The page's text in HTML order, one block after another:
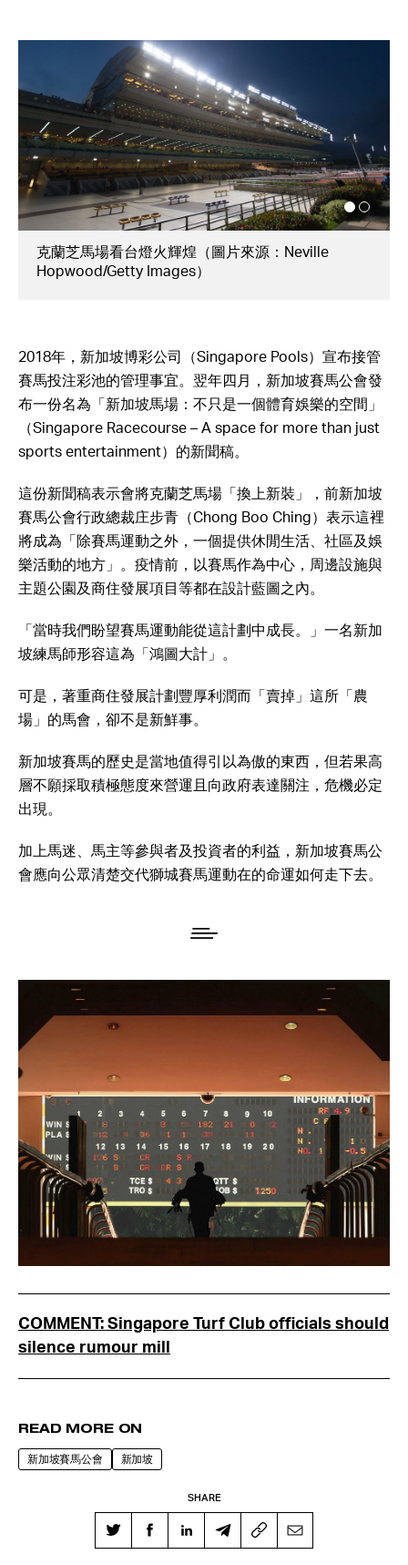
2008年的新加坡賽馬光景（圖片來源：Mark
Dadswell/Getty Images）
2018年，新加坡博彩公司（Singapore Pools）宣布接管
賽馬投注彩池的管理事宜。翌年四月，新加坡賽馬公會發
布一份名為「新加坡馬場：不只是一個體育娛樂的空間」
（Singapore Racecourse – A space for more than just
sports entertainment）的新聞稿。
這份新聞稿表示會將克蘭芝馬場「換上新裝」，前新加坡
賽馬公會行政總裁庄步青（Chong Boo Ching）表示這裡
將成為「除賽馬運動之外，一個提供休閒生活、社區及娛
樂活動的地方」。疫情前，以賽馬作為中心，周邊設施與
主題公園及商住發展項目等都在設計藍圖之內。
「當時我們盼望賽馬運動能從這計劃中成長。」一名新加
坡練馬師形容這為「鴻圖大計」。
可是，著重商住發展計劃豐厚利潤而「賣掉」這所「農
場」的馬會，卻不是新鮮事。
新加坡賽馬的歷史是當地值得引以為傲的東西，但若果高
層不願採取積極態度來營運且向政府表達關注，危機必定
出現。
加上馬迷、馬主等參與者及投資者的利益，新加坡賽馬公
會應向公眾清楚交代獅城賽馬運動在的命運如何走下去。
COMMENT: Singapore Turf Club officials should
silence rumour mill
READ MORE ON
新加坡賽馬公會 新加坡
SHARE